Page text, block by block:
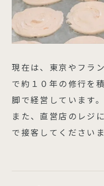
現在は、東京やフラ
で約１０年の修行を
脚で経営しています。
また、直営店のレジ
で接客してくださいま